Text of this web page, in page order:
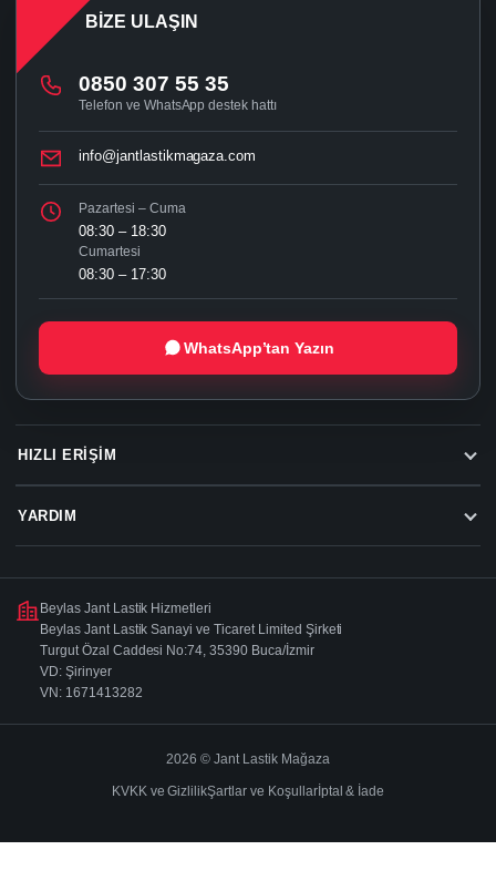
HIZLI ERIŞIM
YARDIM
BIZE ULAŞIN
0850 307 55 35
Telefon ve WhatsApp destek hattı
info@jantlastikmagaza.com
Pazartesi – Cuma
08:30 – 18:30
Cumartesi
08:30 – 17:30
WhatsApp’tan Yazın
Beylas Jant Lastik Hizmetleri
Beylas Jant Lastik Sanayi ve Ticaret Limited Şirketi
Turgut Özal Caddesi No:74, 35390 Buca/İzmir
VD: Şirinyer
VN: 1671413282
2026 © Jant Lastik Mağaza
KVKK ve GizlilikŞartlar ve Koşullarİptal & İade